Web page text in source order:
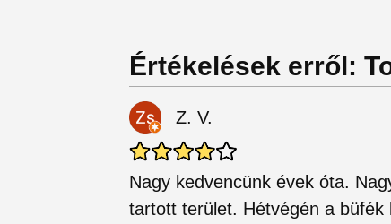
Értékelések erről:
Z. V.
Nagy kedvencünk évek óta.
tartott terület. Hétvégén a büfék